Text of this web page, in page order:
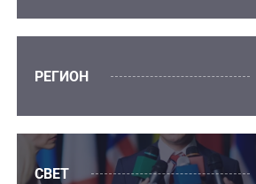
РЕГИОН
СВЕТ